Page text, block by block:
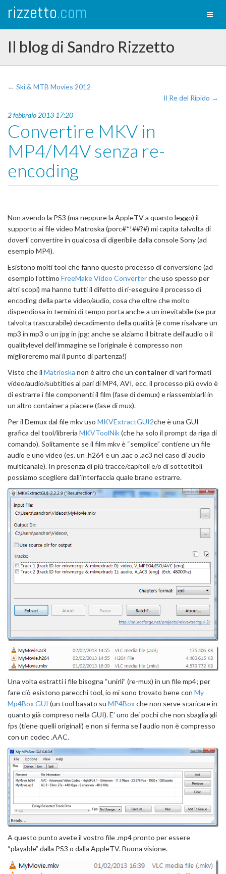
rizzetto.com
Il blog di Sandro Rizzetto
← Ski & MTB Movies 2012
Il Re del Ripido →
2 febbraio 2013 17:20
Convertire MKV in
MP4/M4V senza re-
encoding
Non avendo la PS3 (ma neppure la AppleTV a quanto leggo) il
supporto ai file video Matroska (porc#*!##?#) mi capita talvolta di
doverli convertire in qualcosa di digeribile dalla console Sony (ad
esempio MP4).
Esistono molti tool che fanno questo processo di conversione (ad
esempio l’ottimo FreeMake Video Converterche uso spesso per
altri scopi) ma hanno tutti il difetto di ri-eseguire il processo di
encoding della parte video/audio, cosa che oltre che molto
dispendiosa in termini di tempo porta anche a un inevitabile (se pur
talvolta trascurabile) decadimento della qualità (è come risalvare un
mp3 in mp3 o un jpg in jpg; anche se alziamo il bitrate dell’audio o il
qualitylevel dell’immagine se l’originale è compresso non
miglioreremo mai il punto di partenza!)
Visto che il Matrioska non è altro che un containerdi vari formati
video/audio/subtitles al pari di MP4, AVI, ecc. il processo più ovvio è
di estrarre i file componenti il film (fase di demux) e riassemblarli in
un altro container a piacere (fase di mux).
Per il Demux dal file mkv uso MKVExtractGUI2che è una GUI
grafica del tool/libreria MKVToolNik(che ha solo il prompt da riga di
comando). Solitamente se il film mkv è “semplice” contiene un file
audio e uno video (es. un .h264 e un .aac o .ac3 nel caso di audio
multicanale). In presenza di più tracce/capitoli e/o di sottotitoli
possiamo scegliere dall’interfaccia quale brano estrarre.
Una volta estratti i file bisogna “unirli” (re-mux) in un file mp4; per
fare ciò esistono parecchi tool, io mi sono trovato bene con My
Mp4Box GUI (un tool basato su MP4Boxche non serve scaricare in
quanto già compreso nella GUI). E’ uno dei pochi che non sbaglia gli
fps (tiene quelli originali) e non si ferma se l’audio non è compresso
con un codec .AAC.
A questo punto avete il vostro file .mp4 pronto per essere
“playable” dalla PS3 o dalla AppleTV. Buona visione.